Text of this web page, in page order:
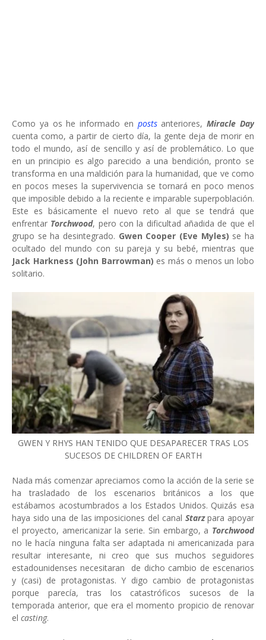
Como ya os he informado en posts anteriores,Miracle Day
cuenta como, a partir de cierto día, la gente deja de morir en
todo el mundo, así de sencillo y así de problemático. Lo que
en un principio es algo parecido a una bendición, pronto se
transforma en una maldición para la humanidad, que ve como
en pocos meses la supervivencia se tornará en poco menos
que imposible debido a la reciente e imparable superpoblación.
Este es básicamente el nuevo reto al que se tendrá que
enfrentar Torchwood, pero con la dificultad añadida de que el
grupo se ha desintegrado. Gwen Cooper (Eve Myles) se ha
ocultado del mundo con su pareja y su bebé, mientras que
Jack Harkness (John Barrowman) es más o menos un lobo
solitario.
GWEN Y RHYS HAN TENIDO QUE DESAPARECER TRAS LOS
SUCESOS DE CHILDREN OF EARTH
Nada más comenzar apreciamos como la acción de la serie se
ha trasladado de los escenarios británicos a los que
estábamos acostumbrados a los Estados Unidos. Quizás esa
haya sido una de las imposiciones del canal Starzpara apoyar
el proyecto, americanizar la serie. Sin embargo, a Torchwood
no le hacía ninguna falta ser adaptada ni americanizada para
resultar interesante, ni creo que sus muchos seguidores
estadounidenses necesitaran de dicho cambio de escenarios
y (casi) de protagonistas. Y digo cambio de protagonistas
porque parecía, tras los catastróficos sucesos de la
temporada anterior, que era el momento propicio de renovar
el casting.